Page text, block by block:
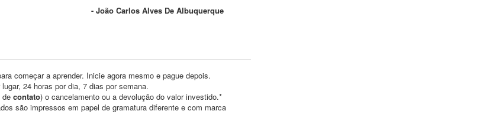
- João Carlos Alves De Albuquerque
começar a aprender. Inicie agora mesmo e pague depois.
24 horas por dia, 7 dias por semana.
de contato) o cancelamento ou a devolução do valor investido.*
são impressos em papel de gramatura diferente e com marca